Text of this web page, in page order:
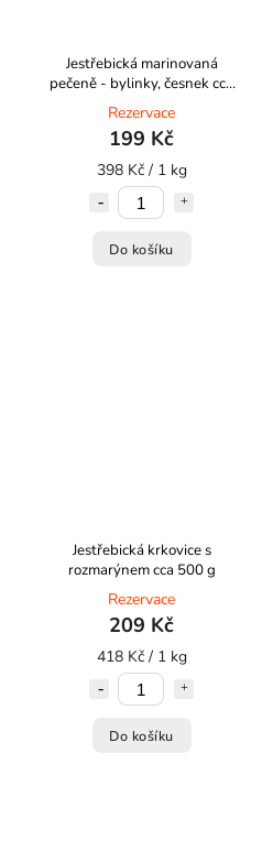
Jestřebická marinovaná
pečeně - bylinky, česnek cca
Rezervace
199 Kč
398 Kč / 1 kg
Do košíku
Jestřebická krkovice s
rozmarýnem cca 500 g
Rezervace
209 Kč
418 Kč / 1 kg
Do košíku